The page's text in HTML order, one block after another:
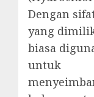
Dengan
yang
biasa
untuk